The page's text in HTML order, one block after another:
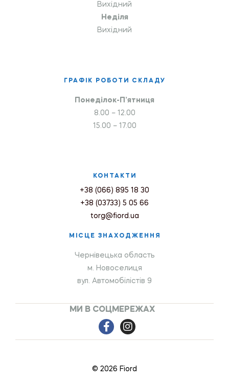
Вихідний
Неділя
Вихідний
ГРАФІК РОБОТИ СКЛАДУ
Понеділок-П’ятниця
8.00 – 12.00
15.00 – 17.00
КОНТАКТИ
+38 (066) 895 18 30
+38 (03733) 5 05 66
torg@fiord.ua
МІСЦЕ ЗНАХОДЖЕННЯ
Чернівецька область
м. Новоселиця
вул. Автомобілістів 9
МИ В СОЦМЕРЕЖАХ
© 2026 Fiord